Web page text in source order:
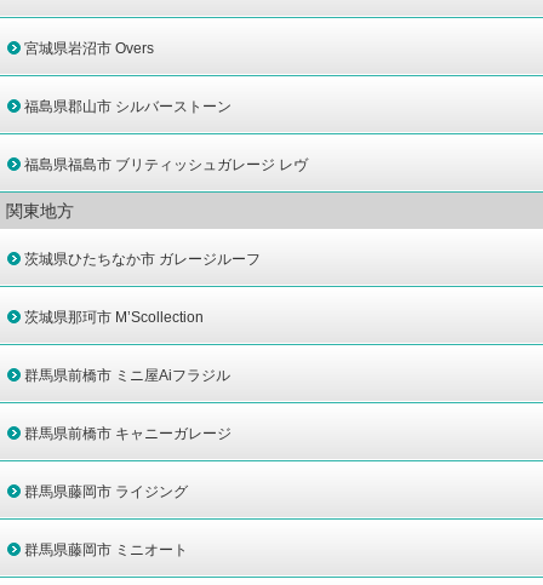
宮城県岩沼市 Overs
福島県郡山市 シルバーストーン
福島県福島市 ブリティッシュガレージ レヴ
関東地方
茨城県ひたちなか市 ガレージルーフ
茨城県那珂市 M’Scollection
群馬県前橋市 ミニ屋Aiフラジル
群馬県前橋市 キャニーガレージ
群馬県藤岡市 ライジング
群馬県藤岡市 ミニオート